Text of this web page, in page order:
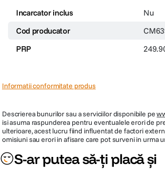
Incarcator inclus
Nu
Cod producator
PRP
Informatii conformitate produs
Descrierea bunurilor sau a serviciilor disponibile pe
isi asuma raspunderea pentru eventualele erori de
ulterioare, acest lucru fiind influentat de factori
omisiuni sau erori in afisare care pot surveni in urma
S-ar putea să-ți placă și